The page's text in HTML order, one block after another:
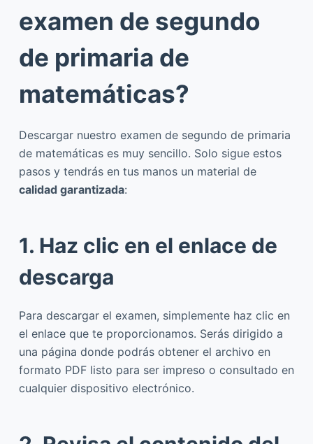
examen de segundo
de primaria de
matemáticas?
Descargar nuestro examen de segundo de primaria
de matemáticas es muy sencillo. Solo sigue estos
pasos y tendrás en tus manos un material de
calidad garantizada:
1. Haz clic en el enlace de
descarga
Para descargar el examen, simplemente haz clic en
el enlace que te proporcionamos. Serás dirigido a
una página donde podrás obtener el archivo en
formato PDF listo para ser impreso o consultado en
cualquier dispositivo electrónico.